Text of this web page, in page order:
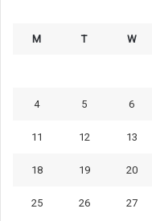
M T W
4 5 6
11 12 13
18 19 20
25 26 27